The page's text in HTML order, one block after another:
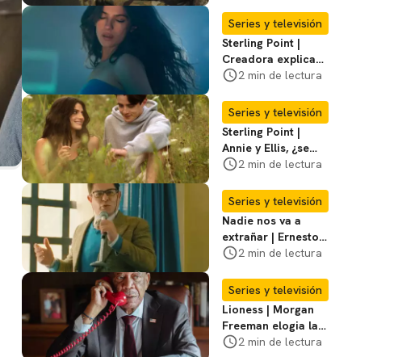
temporada 3
Series y televisión
Sterling Point |
Creadora explica
momentos clave del
2 min de lectura
Series y televisión
Sterling Point |
Annie y Ellis, ¿se
quedan juntos o
2 min de lectura
Series y televisión
Nadie nos va a
extrañar | Ernesto
Laguardia habla
2
2 min de lectura
Series y televisión
Lioness | Morgan
Freeman elogia la
escritura de Taylor
2 min de lectura